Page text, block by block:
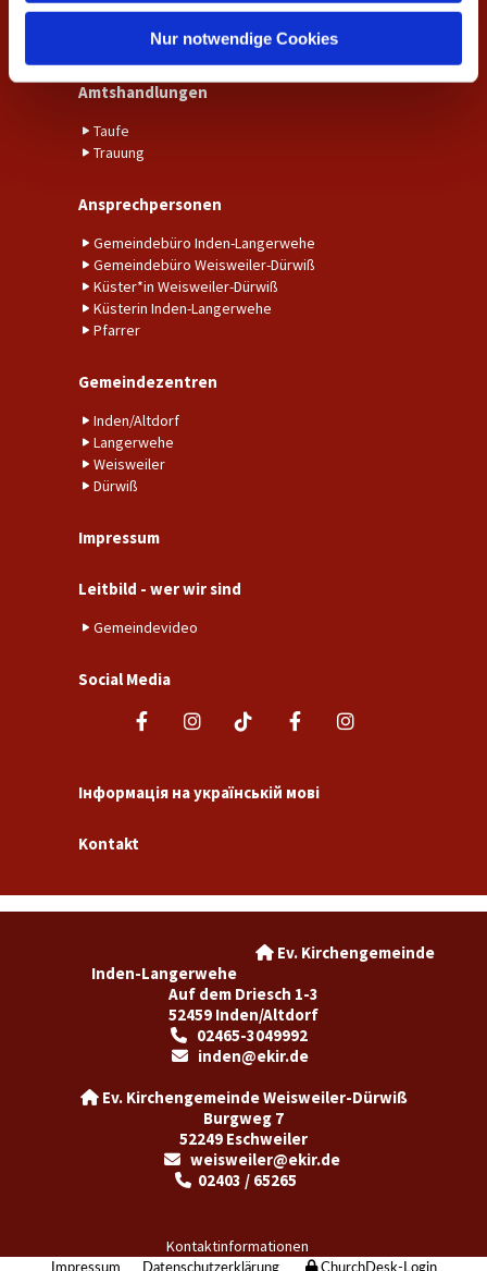
Nur notwendige Cookies
Kalender
Unser Gemeindebrief
Amtshandlungen
Taufe
Trauung
Ansprechpersonen
Gemeindebüro Inden-Langerwehe
Gemeindebüro Weisweiler-Dürwiß
Küster*in Weisweiler-Dürwiß
Küsterin Inden-Langerwehe
Pfarrer
Gemeindezentren
Inden/Altdorf
Langerwehe
Weisweiler
Dürwiß
Impressum
Leitbild - wer wir sind
Gemeindevideo
Social Media
Інформація на українській мові
Kontakt
Ev. Kirchengemeinde
Inden-Langerwehe
Auf dem Driesch 1-3
52459 Inden/Altdorf
02465-3049992
 inden@ekir.de
Ev. Kirchengemeinde Weisweiler-Dürwiß
Burgweg 7
52249 Eschweiler
weisweiler@ekir.de
02403 / 65265
Kontaktinformationen